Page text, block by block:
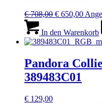
€708,00 Ursprünglicher
war:
€ 708,00
€ 650,00
ist:
€
In den Warenkorb
Pandora
389483C01
€ 129,00